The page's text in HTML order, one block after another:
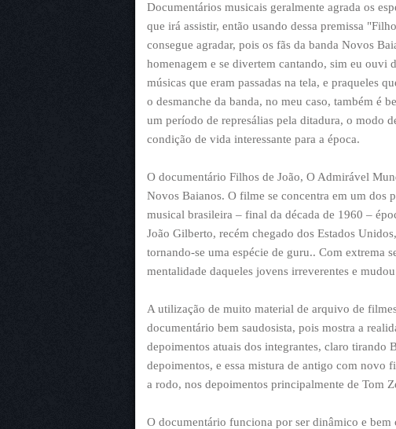
Documentários musicais geralmente agrada os
que irá assistir, então usando dessa premissa
consegue agradar, pois os fãs da banda Novos
homenagem e se divertem cantando, sim eu ouvi
músicas que eram passadas na tela, e praqueles
o desmanche da banda, no meu caso, também é
um período de represálias pela ditadura, o modo
condição de vida interessante para a época.
O documentário Filhos de João, O Admirável
Novos Baianos. O filme se concentra em um dos
musical brasileira – final da década de 1960 –
João Gilberto, recém chegado dos Estados
tornando-se uma espécie de guru.. Com extrema
mentalidade daqueles jovens irreverentes e
A utilização de muito material de arquivo de
documentário bem saudosista, pois mostra a
depoimentos atuais dos integrantes, claro tirando
depoimentos, e essa mistura de antigo com novo
a rodo, nos depoimentos principalmente de Tom
O documentário funciona por ser dinâmico e